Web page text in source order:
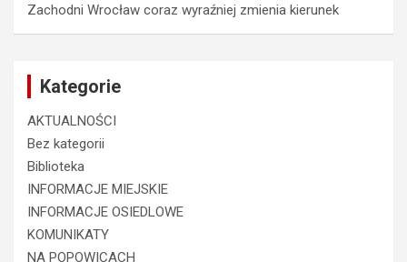
Zachodni Wrocław coraz wyraźniej zmienia kierunek
Kategorie
AKTUALNOŚCI
Bez kategorii
Biblioteka
INFORMACJE MIEJSKIE
INFORMACJE OSIEDLOWE
KOMUNIKATY
NA POPOWICACH